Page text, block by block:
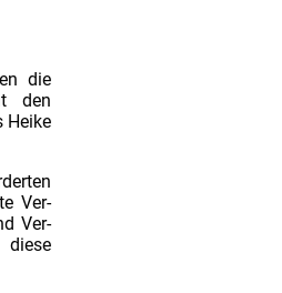
die
den
Heike
Ver-
Ver-
diese